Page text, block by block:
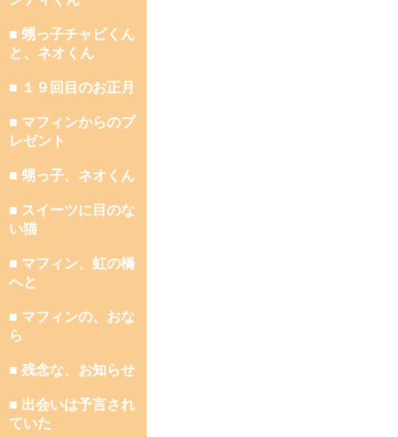
■ 甥っ子チャビくん
と、ネオくん
■ １９回目のお正月
■ マフィンからのプ
レゼント
■ 甥っ子、ネオくん
■ スイーツに目のな
い猫
■ マフィン、虹の橋
へと
■ マフィンの、おな
ら
■ 残念な、お知らせ
■ 出会いは予言され
ていた